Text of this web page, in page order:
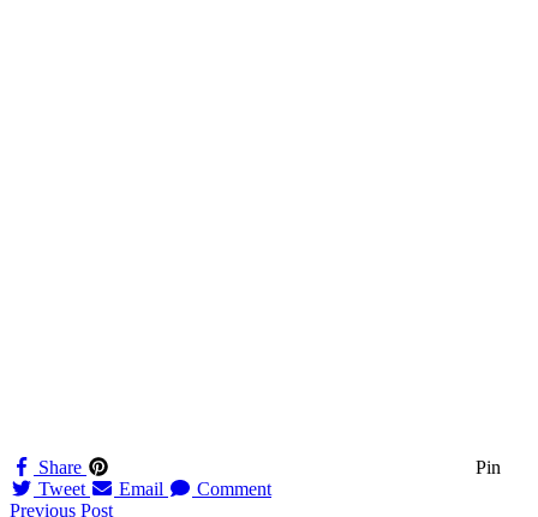
Share
Pin
Tweet
Email Comment
Previous Post